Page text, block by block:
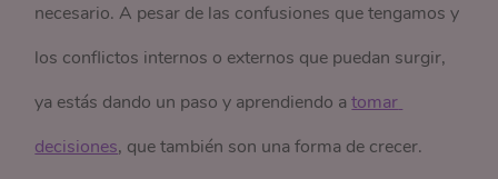
necesario. A pesar de las confusiones que tengamos y
los conflictos internos o externos que puedan surgir,
ya estás dando un paso y aprendiendo atomar
decisiones, que también son una forma de crecer.